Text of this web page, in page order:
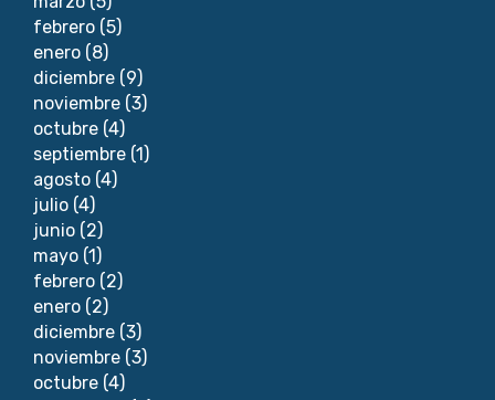
febrero (5)
enero (8)
diciembre (9)
noviembre (3)
octubre (4)
septiembre (1)
agosto (4)
julio (4)
junio (2)
mayo (1)
febrero (2)
enero (2)
diciembre (3)
noviembre (3)
octubre (4)